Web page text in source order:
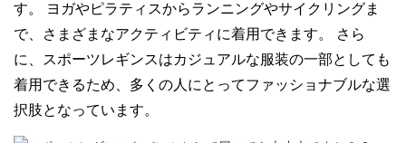
す。 ヨガやピラティスからランニングやサイクリングま
で、さまざまなアクティビティに着用できます。 さら
に、スポーツレギンスはカジュアルな服装の一部としても
着用できるため、多くの人にとってファッショナブルな選
択肢となっています。